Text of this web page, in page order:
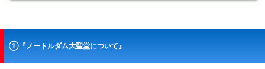
①『ノートルダム大聖堂について』